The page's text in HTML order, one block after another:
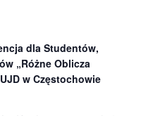
dla Studentów,
„Różne Oblicza
w Częstochowie